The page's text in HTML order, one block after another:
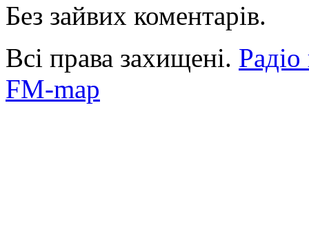
Без зайвих коментарів.
Всі права захищені.
FM-map